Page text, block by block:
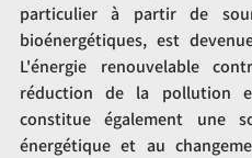
particulier à partir de
bioénergétiques, est
L'énergie renouvelable
réduction de la pollution
constitue également une
énergétique et au